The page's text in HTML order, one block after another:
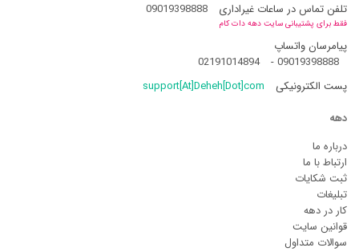
تلفن تماس در ساعات غیراداری 09019398888
فقط برای پشتیبانی سایت دهه دات کام
پیامرسان واتساپ
09019398888
-
02191014894
پست الکترونیکی
support[At]Deheh[Dot]com
دهه
درباره ما
ارتباط با ما
ثبت شکایات
تبلیغات
کار در دهه
قوانین سایت
سوالات متداول